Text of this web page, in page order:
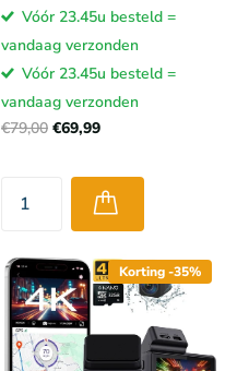
Vóór 23.45u besteld =
vandaag verzonden
Vóór 23.45u besteld =
vandaag verzonden
€79,00 €69,99
Korting -35%